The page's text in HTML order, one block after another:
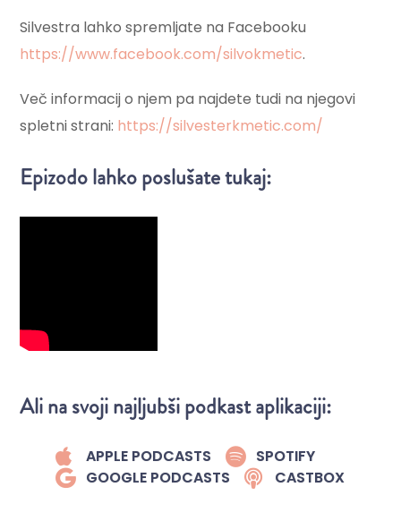
Silvestra lahko spremljate na Facebooku
https://www.facebook.com/silvokmetic.
Več informacij o njem pa najdete tudi na njegovi
spletni strani: https://silvesterkmetic.com/
Epizodo lahko poslušate tukaj:
Ali na svoji najljubši podkast aplikaciji:
APPLE PODCASTS
SPOTIFY
GOOGLE PODCASTS
CASTBOX